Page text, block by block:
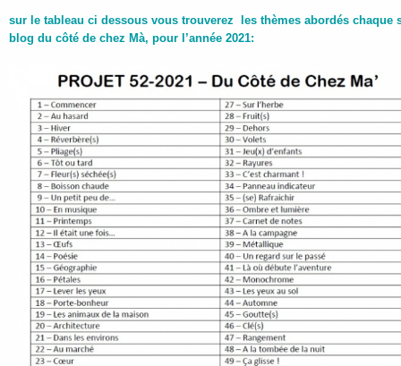
sur le tableau ci dessous vous trouverez les thèmes abordés chaque
blog du côté de chez Mà, pour l’année 2021: